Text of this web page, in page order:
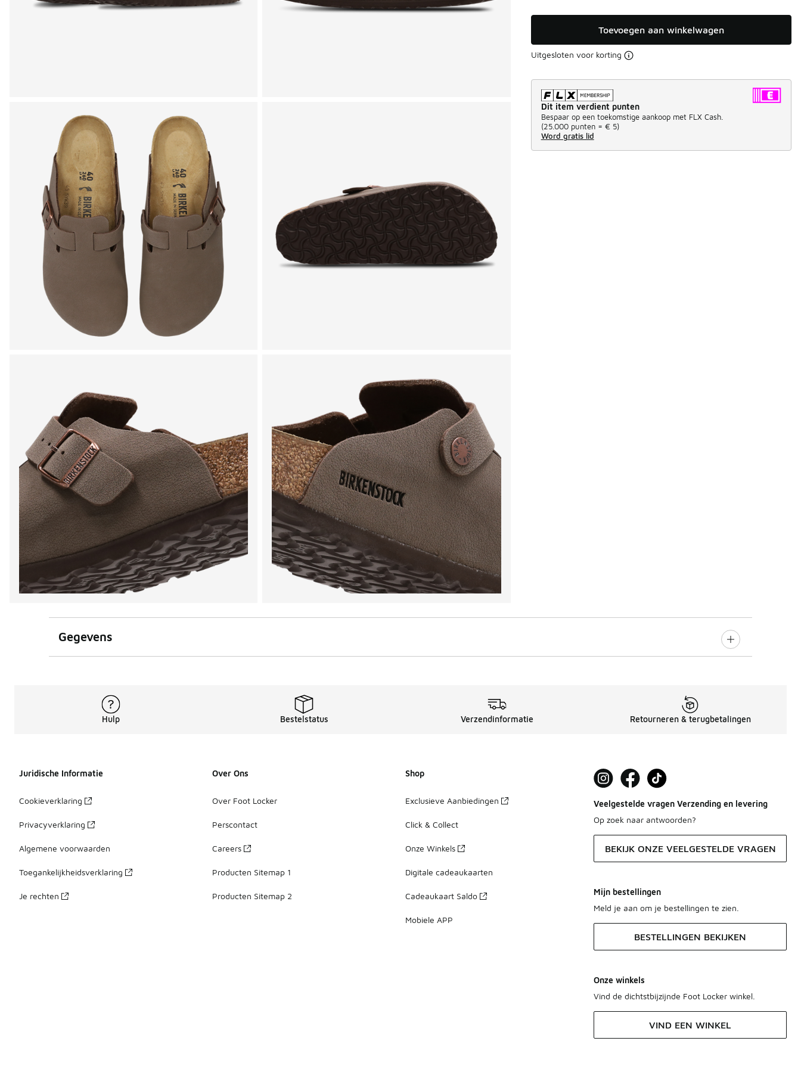
Toevoegen aan winkelwagen
Uitgesloten voor korting
Dit item verdient punten
Bespaar op een toekomstige aankoop met FLX Cash.
(25.000 punten = € 5)
Word gratis lid
Gegevens
Hulp Bestelstatus Verzendinformatie Retourneren & terugbetalingen
Juridische Informatie
Cookieverklaring
Privacyverklaring
Algemene voorwaarden
Toegankelijkheidsverklaring
Je rechten
Over Ons
Over Foot Locker
Perscontact
Careers
Producten Sitemap 1
Producten Sitemap 2
Shop
Exclusieve Aanbiedingen
Click & Collect
Onze Winkels
Digitale cadeaukaarten
Cadeaukaart Saldo
Mobiele APP
Veelgestelde vragen Verzending en levering
Op zoek naar antwoorden?
BEKIJK ONZE VEELGESTELDE VRAGEN
Mijn bestellingen
Meld je aan om je bestellingen te zien.
BESTELLINGEN BEKIJKEN
Onze winkels
Vind de dichtstbijzijnde Foot Locker winkel.
VIND EEN WINKEL